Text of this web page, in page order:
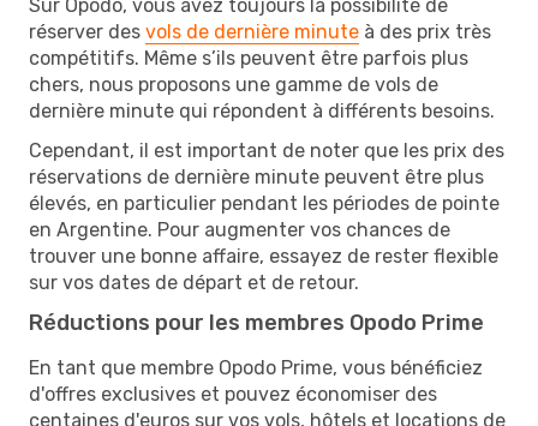
Sur Opodo, vous avez toujours la possibilité de
réserver des vols de dernière minute à des prix très
compétitifs. Même s’ils peuvent être parfois plus
chers, nous proposons une gamme de vols de
dernière minute qui répondent à différents besoins.
Cependant, il est important de noter que les prix des
réservations de dernière minute peuvent être plus
élevés, en particulier pendant les périodes de pointe
en Argentine. Pour augmenter vos chances de
trouver une bonne affaire, essayez de rester flexible
sur vos dates de départ et de retour.
Réductions pour les membres Opodo Prime
En tant que membre Opodo Prime, vous bénéficiez
d'offres exclusives et pouvez économiser des
centaines d'euros sur vos vols, hôtels et locations de